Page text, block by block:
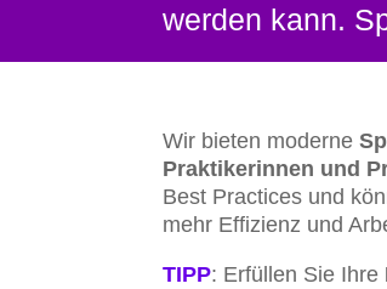
werden kann.
Wir bieten moderne
Praktikerinnen und
Best Practices und
mehr Effizienz und
TIPP: Erfüllen Sie Ihre